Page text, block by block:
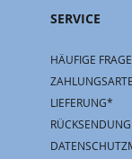
SERVICE
HÄUFIGE
LIEFERUNG*